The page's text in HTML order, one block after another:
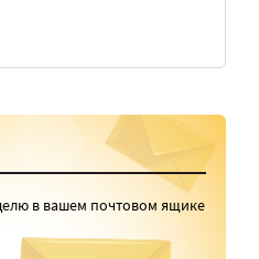
в вашем почтовом ящике